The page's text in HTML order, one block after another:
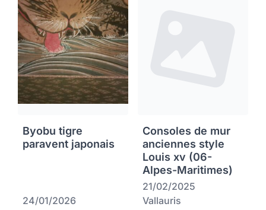
Byobu tigre
paravent japonais
24/01/2026
Consoles de mur
anciennes style
Louis xv (06-
Alpes-Maritimes)
21/02/2025
Vallauris